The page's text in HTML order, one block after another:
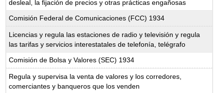
desleal, la fijación de precios y otras prácticas engañosas
Comisión Federal de Comunicaciones (FCC) 1934
Licencias y regula las estaciones de radio y televisión y regula
las tarifas y servicios interestatales de telefonía, telégrafo
Comisión de Bolsa y Valores (SEC) 1934
Regula y supervisa la venta de valores y los corredores,
comerciantes y banqueros que los venden